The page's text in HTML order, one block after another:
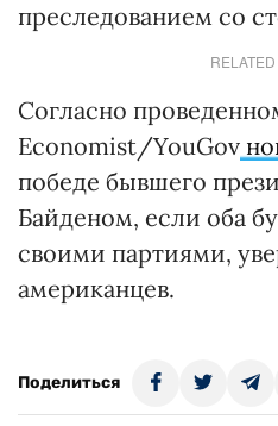
преследованием со
Согласно
Economist/YouGov
победе бывшего
Байденом, если оба
своими партиями,
американцев.
Поделиться